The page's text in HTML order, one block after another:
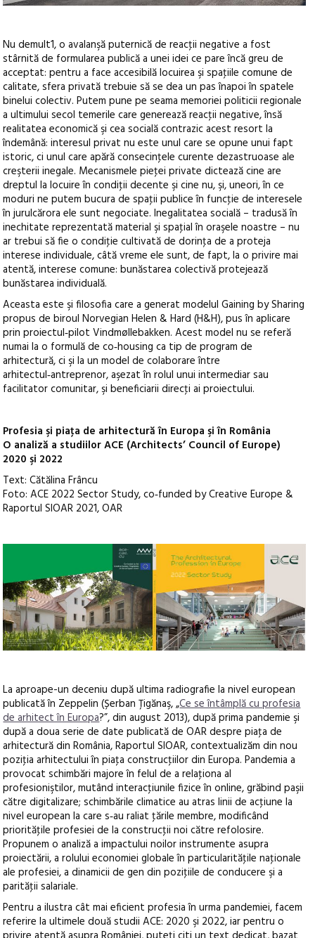
Nu demult1, o avalanşă puternică de reacţii negative a fost
stârnită de formularea publică a unei idei ce pare încă greu de
acceptat: pentru a face accesibilă locuirea şi spaţiile comune de
calitate, sfera privată trebuie să se dea un pas înapoi în spatele
binelui colectiv. Putem pune pe seama memoriei politicii regionale
a ultimului secol temerile care generează reacţii negative, însă
realitatea economică şi cea socială contrazic acest resort la
îndemână: interesul privat nu este unul care se opune unui fapt
istoric, ci unul care apără consecinţele curente dezastruoase ale
creşterii inegale. Mecanismele pieţei private dictează cine are
dreptul la locuire în condiţii decente şi cine nu, şi, uneori, în ce
moduri ne putem bucura de spaţii publice în funcţie de interesele
în jurulcărora ele sunt negociate. Inegalitatea socială – tradusă în
inechitate reprezentată material şi spaţial în oraşele noastre – nu
ar trebui să fie o condiţie cultivată de dorinţa de a proteja
interese individuale, câtă vreme ele sunt, de fapt, la o privire mai
atentă, interese comune: bunăstarea colectivă protejează
bunăstarea individuală.
Aceasta este şi filosofia care a generat modelul Gaining by Sharing
propus de biroul Norvegian Helen & Hard (H&H), pus în aplicare
prin proiectul‑pilot Vindmøllebakken. Acest model nu se referă
numai la o formulă de co‑housing ca tip de program de
arhitectură, ci şi la un model de colaborare între
arhitectul‑antreprenor, aşezat în rolul unui intermediar sau
facilitator comunitar, şi beneficiarii direcţi ai proiectului.
Profesia şi piaţa de arhitectură în Europa şi în România
O analiză a studiilor ACE (Architects’ Council of Europe)
2020 şi 2022
Text: Cătălina Frâncu
Foto: ACE 2022 Sector Study, co‑funded by Creative Europe &
Raportul SIOAR 2021, OAR
La aproape-un deceniu după ultima radiografie la nivel european
publicată în Zeppelin (Șerban Ţigănaş, „Ce se întâmplă cu profesia
de arhitect în Europa?”, din august 2013), după prima pandemie şi
după a doua serie de date publicată de OAR despre piaţa de
arhitectură din România, Raportul SIOAR, contextualizăm din nou
poziţia arhitectului în piaţa construcţiilor din Europa. Pandemia a
provocat schimbări majore în felul de a relaţiona al
profesioniştilor, mutând interacţiunile fizice în online, grăbind paşii
către digitalizare; schimbările climatice au atras linii de acţiune la
nivel european la care s‑au raliat ţările membre, modificând
priorităţile profesiei de la construcţii noi către refolosire.
Propunem o analiză a impactului noilor instrumente asupra
proiectării, a rolului economiei globale în particularităţile naţionale
ale profesiei, a dinamicii de gen din poziţiile de conducere şi a
parităţii salariale.
Pentru a ilustra cât mai eficient profesia în urma pandemiei, facem
referire la ultimele două studii ACE: 2020 şi 2022, iar pentru o